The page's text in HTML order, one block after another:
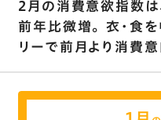
2月の消費意欲指数
前年比微増｡ 衣･食を
リーで前月より消費